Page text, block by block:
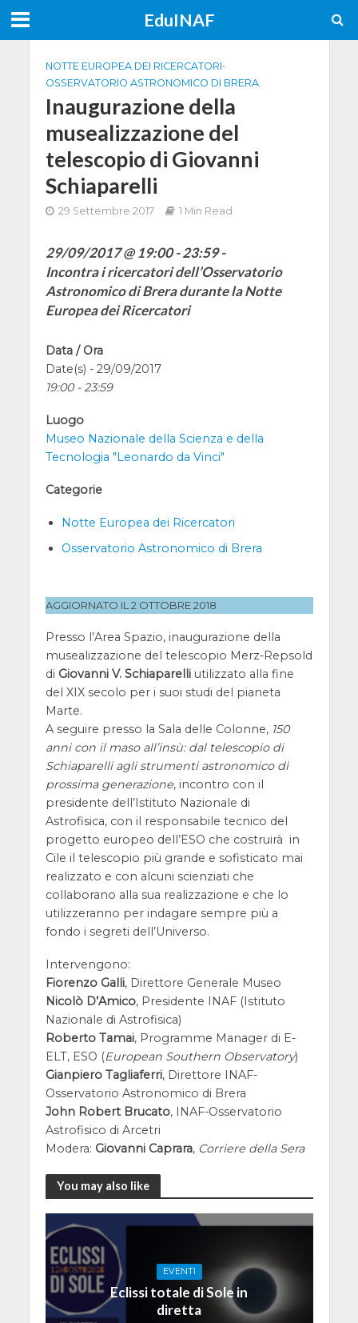
EduINAF
NOTTE EUROPEA DEI RICERCATORI•
OSSERVATORIO ASTRONOMICO DI BRERA
Inaugurazione della
musealizzazione del
telescopio di Giovanni
Schiaparelli
29 Settembre 2017 1 Min Read
29/09/2017 @ 19:00 - 23:59 -
Incontra i ricercatori dell’Osservatorio
Astronomico di Brera durante la Notte
Europea dei Ricercatori
Data / Ora
Date(s) - 29/09/2017
19:00 - 23:59
Luogo
Museo Nazionale della Scienza e della
Tecnologia "Leonardo da Vinci"
Categorie
Notte Europea dei Ricercatori
Osservatorio Astronomico di Brera
AGGIORNATO IL 2 OTTOBRE 2018
Presso l’Area Spazio, inaugurazione della
musealizzazione del telescopio Merz-Repsold
di Giovanni V. Schiaparelliutilizzato alla fine
del XIX secolo per i suoi studi del pianeta
Marte.
A seguire presso la Sala delle Colonne, 150
anni con il maso all’insù: dal telescopio di
Schiaparelli agli strumenti astronomico di
prossima generazione, incontro con il
presidente dell’Istituto Nazionale di
Astrofisica, con il responsabile tecnico del
progetto europeo dell’ESO che costruirà in
Cile il telescopio più grande e sofisticato mai
realizzato e con alcuni scienziati che
collaborano alla sua realizzazione e che lo
utilizzeranno per indagare sempre più a
fondo i segreti dell’Universo.
Intervengono:
Fiorenzo Galli, Direttore Generale Museo
Nicolò D’Amico, Presidente INAF (Istituto
Nazionale di Astrofisica)
Roberto Tamai, Programme Manager di E-
ELT, ESO (European Southern Observatory)
Gianpiero Tagliaferri, Direttore INAF-
Osservatorio Astronomico di Brera
John Robert Brucato, INAF-Osservatorio
Astrofisico di Arcetri
Modera: Giovanni Caprara, Corriere della Sera
You may also like
EVENTI
Eclissi totale di Sole in
diretta